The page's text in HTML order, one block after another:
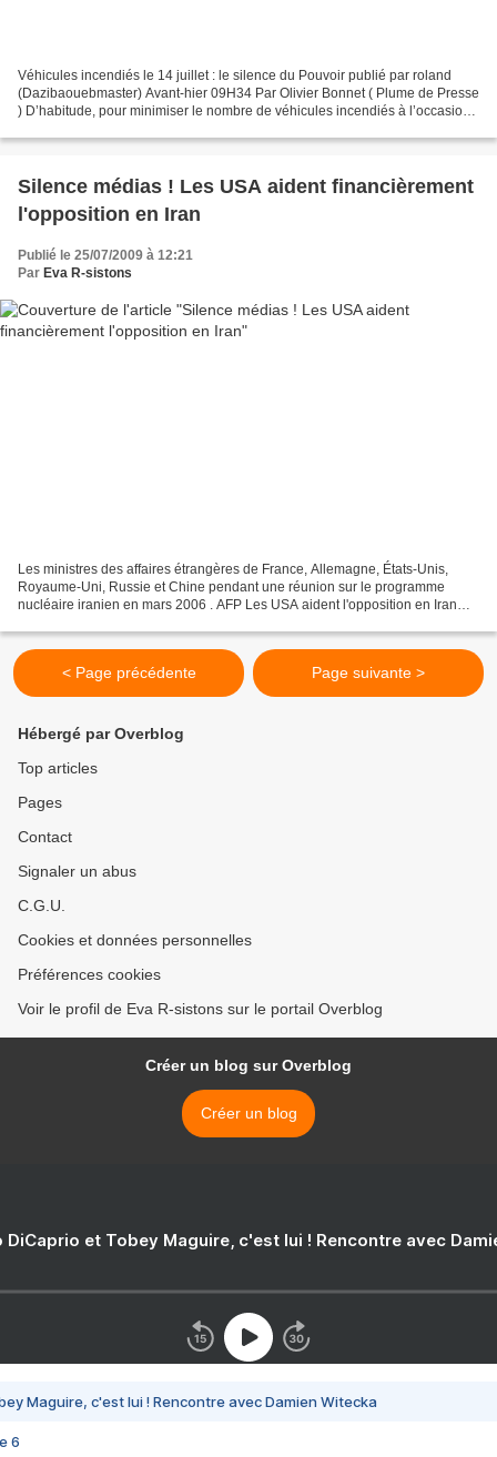
Véhicules incendiés le 14 juillet : le silence du Pouvoir publié par roland
(Dazibaouebmaster) Avant-hier 09H34 Par Olivier Bonnet ( Plume de Presse
) D’habitude, pour minimiser le nombre de véhicules incendiés à l’occasion
Silence médias ! Les USA aident financièrement
l'opposition en Iran
Publié le 25/07/2009 à 12:21
Par Eva R-sistons
Les ministres des affaires étrangères de France, Allemagne, États-Unis,
Royaume-Uni, Russie et Chine pendant une réunion sur le programme
nucléaire iranien en mars 2006 . AFP Les USA aident l'opposition en Iran
< Page précédente Page suivante >
Hébergé par Overblog
Top articles
Pages
Contact
Signaler un abus
C.G.U.
Cookies et données personnelles
Préférences cookies
Voir le profil de Eva R-sistons sur le portail Overblog
Créer un blog sur Overblog
Créer un blog
DiCaprio et Tobey Maguire, c'est lui ! Rencontre avec
Maguire, c'est lui ! Rencontre avec Damien Witecka
6